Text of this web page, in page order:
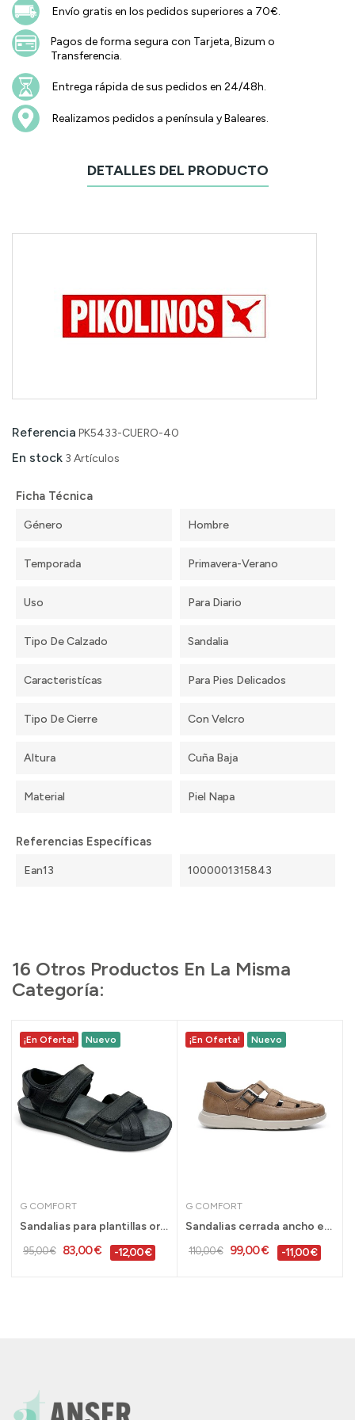
Envío gratis en los pedidos superiores a 70€.
Pagos de forma segura con Tarjeta, Bizum o
Transferencia.
Entrega rápida de sus pedidos en 24/48h.
Realizamos pedidos a península y Baleares.
DETALLES DEL PRODUCTO
Referencia PK5433-CUERO-40
En stock 3 Artículos
Ficha Técnica
Género Hombre
Temporada Primavera-Verano
Uso Para Diario
Tipo De Calzado Sandalia
Caracteristícas Para Pies Delicados
Tipo De Cierre Con Velcro
Altura Cuña Baja
Material Piel Napa
Referencias Específicas
Ean13 1000001315843
16 Otros Productos En La Misma
Categoría:
¡En Oferta! Nuevo
G COMFORT
Sandalias para plantillas ortopédicas hombre...
95,00 € 83,00 € -12,00 €
¡En Oferta! Nuevo
G COMFORT
Sandalias cerrada ancho especial Gcomfort para...
110,00 € 99,00 € -11,00 €